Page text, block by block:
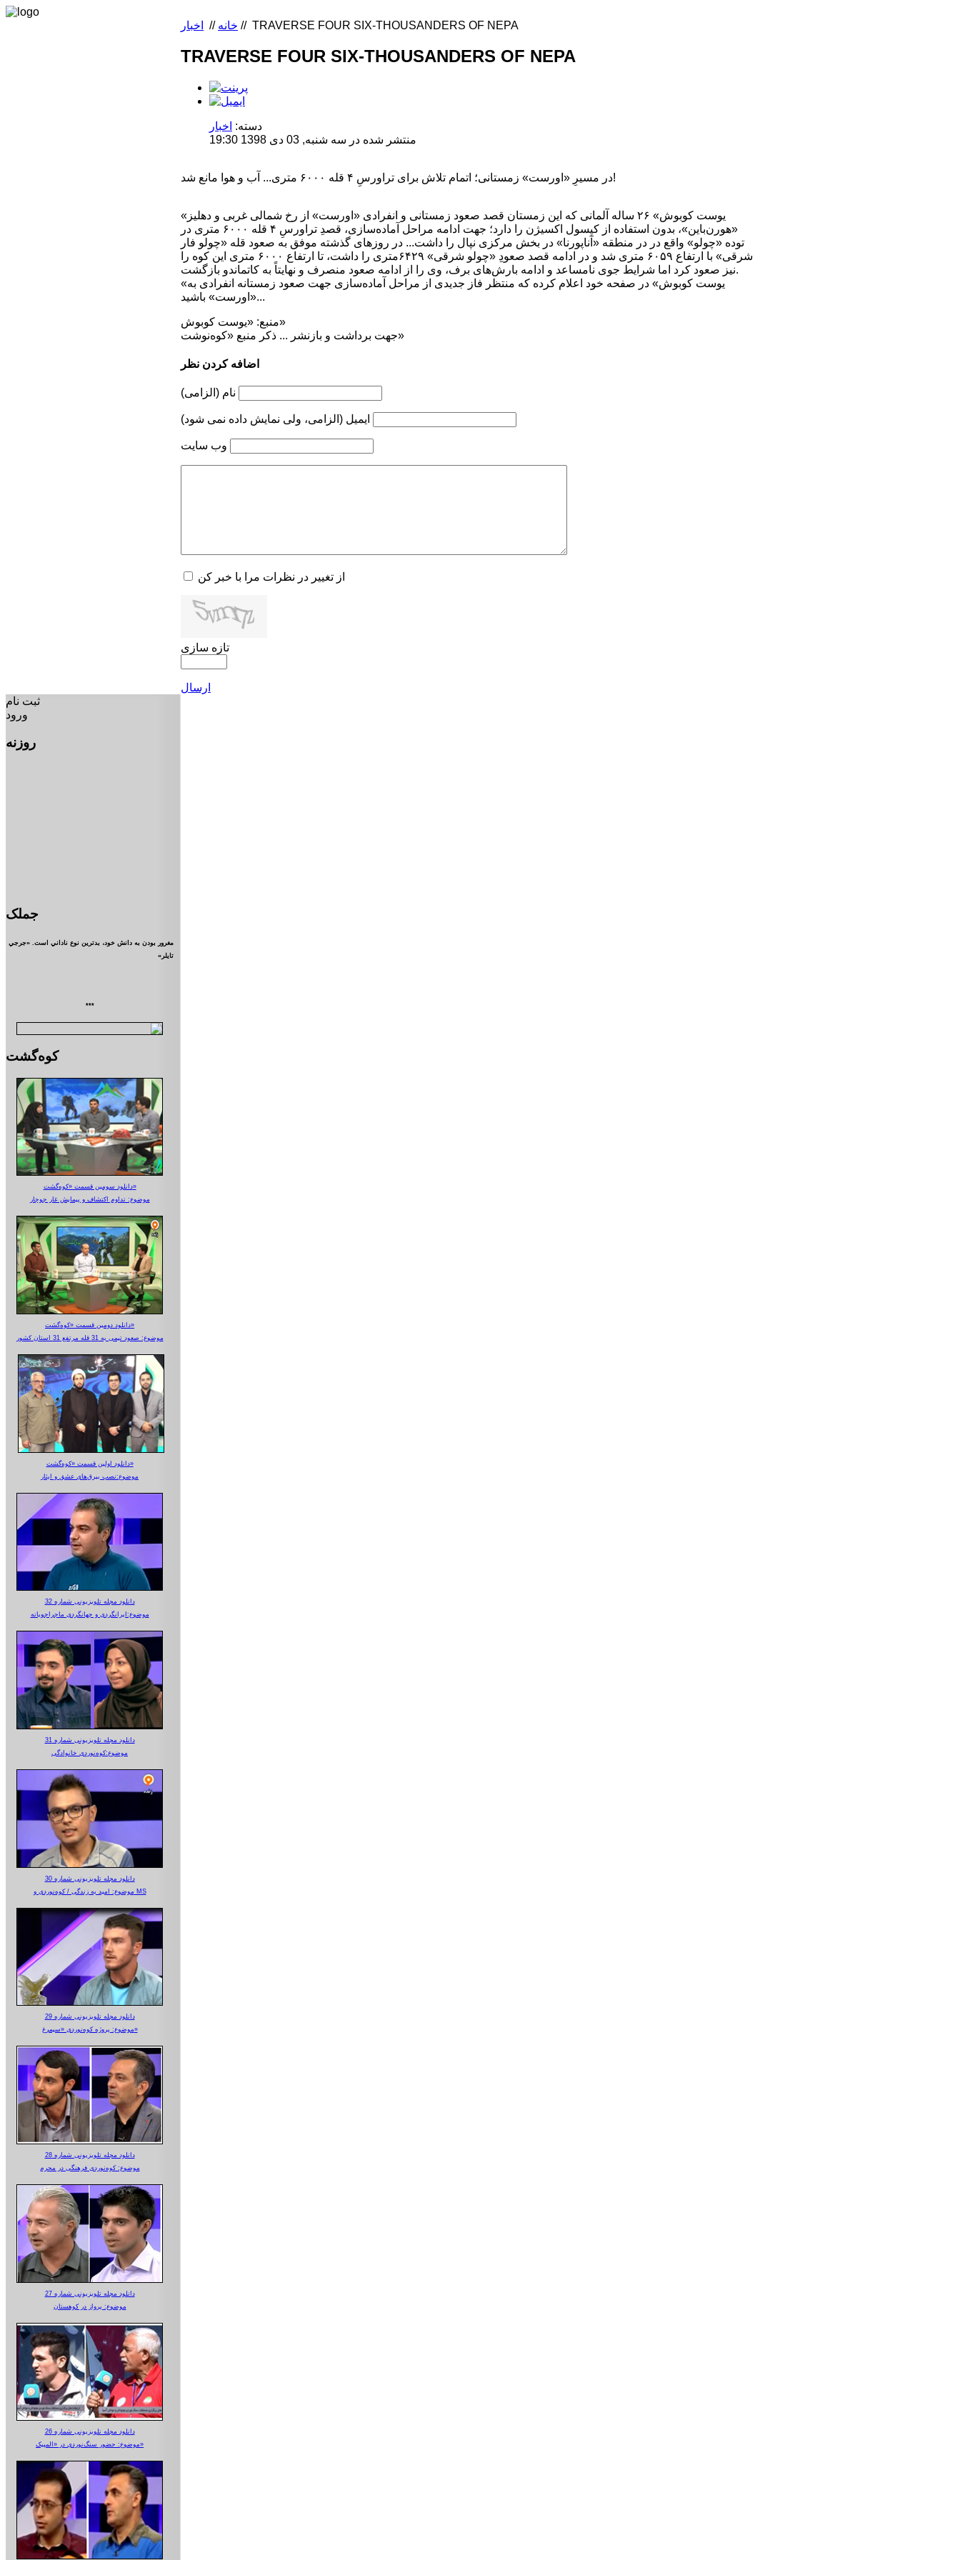
خانه // اخبار // TRAVERSE FOUR SIX-THOUSANDERS OF NEPA
TRAVERSE FOUR SIX-THOUSANDERS OF NEPA
دسته: اخبار
منتشر شده در سه شنبه, 03 دی 1398 19:30
در مسیرِ «اورست» زمستانی؛ اتمام تلاش برای تراورسِ ۴ قله ۶۰۰۰ متری... آب‌ و هوا مانع شد!
«یوست کوبوش» ۲۶ ساله آلمانی که این زمستان قصد صعود زمستانی و انفرادی «اورست» از رخ شمالی غربی و دهلیز
«هورن‌باین»، بدون استفاده از کپسول اکسیژن را دارد؛ جهت ادامه مراحل آماده‌سازی، قصدِ تراورسِ ۴ قله ۶۰۰۰ متری در
توده «چولو» واقع در در منطقه «آناپورنا» در بخش مرکزی نپال را داشت... در روزهای گذشته موفق به صعود قله «چولو فار
شرقی» با ارتفاع ۶۰۵۹ متری شد و در ادامه قصد صعودِ «چولو شرقی» ۶۴۲۹متری را داشت، تا ارتفاع ۶۰۰۰ متری این کوه را
نیز صعود کرد اما شرایط جوی نامساعد و ادامه بارش‌های برف، وی را از ادامه صعود منصرف و نهایتاً به کاتماندو بازگشت.
«یوست کوبوش» در صفحه خود اعلام کرده که منتظر فاز جدیدی از مراحل آماده‌سازی جهت صعود زمستانه انفرادی به
«اورست» باشید...
منبع: «یوست کوبوش»
جهت برداشت و بازنشر ... ذکر منبع «کوه‌نوشت»
اضافه کردن نظر
نام (الزامی)
ایمیل (الزامی، ولی نمایش داده نمی شود)
وب سایت
از تغییر در نظرات مرا با خبر کن
تازه سازی
ارسال
ثبت نام
ورود
روزنه
جملک
مغرور بودن به دانش خود، بدترين نوع ناداني است. «جرجي
تايلر»
***
کوه‌گشت
دانلود سومین قسمت «کوه‌گشت»
موضوع: تداوم اکتشاف و پیمایش غار جوجار
دانلود دومین قسمت «کوه‌گشت»
موضوع: صعود تیمی به 31 قله مرتفع 31 استان کشور
دانلود اولین قسمت «کوه‌گشت»
موضوع:نصب بیرق‌های عشق و ایثار
دانلود مجله تلویزیونی شماره 32
موضوع:ایرانگردی و جهانگردی ماجراجویانه
دانلود مجله تلویزیونی شماره 31
موضوع:کوه‌نوردی خانوادگی
دانلود مجله تلویزیونی شماره 30
موضوع: امید به زندگی / کوه‌نوردی و MS
دانلود مجله تلویزیونی شماره 29
موضوع: پروژه کوه‌نوردی «سیمرغ»
دانلود مجله تلویزیونی شماره 28
موضوع: کوه‌نوردی فرهنگی در محرم
دانلود مجله تلویزیونی شماره 27
موضوع: پرواز در کوهستان
دانلود مجله تلویزیونی شماره 26
موضوع: حضور سنگ‌نوردی در «المپیک»